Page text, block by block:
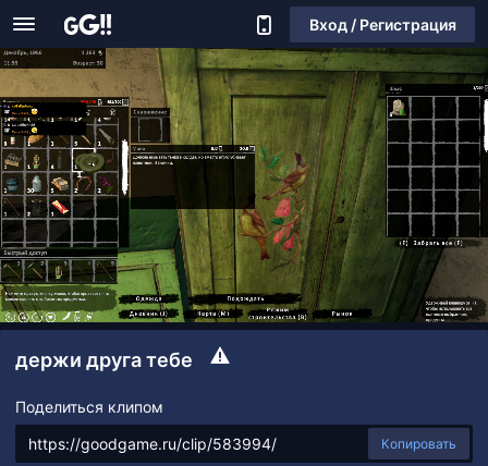
Вход / Регистрация
держи друга тебе
Поделиться клипом
Копировать